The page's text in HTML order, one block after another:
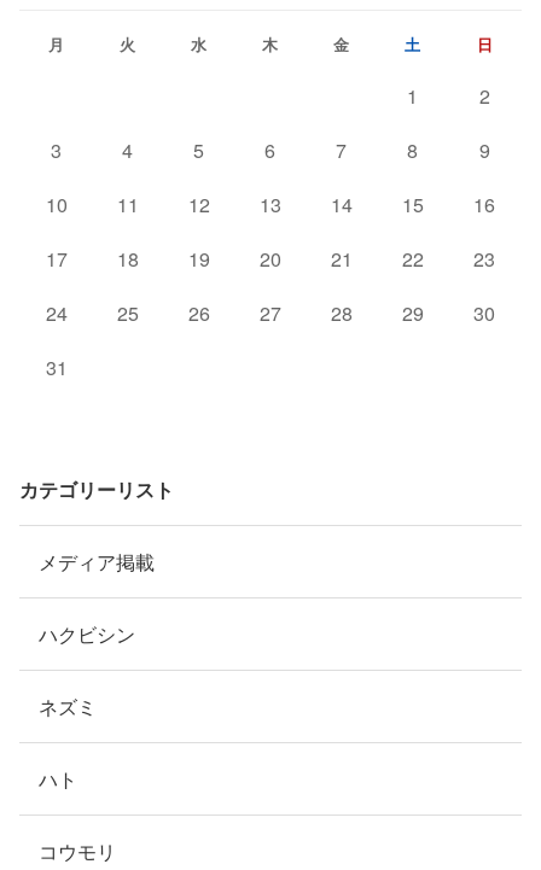
月 火 水 木 金 土 日
1
2
3
4 5 6 7 8
9
10
11 12 13 14 15
16
17
18 19 20 21 22
23
24
25 26 27 28 29
30
31
カテゴリーリスト
メディア掲載
ハクビシン
ネズミ
ハト
コウモリ